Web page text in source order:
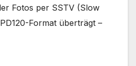
Fotos per SSTV (Slow
Format überträgt –